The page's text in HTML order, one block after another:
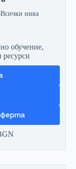
Всички нива
обучение,